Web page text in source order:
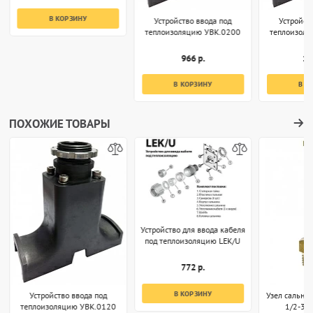
В КОРЗИНУ
Устройство ввода под
теплоизоляцию УВК.0200
966 р.
В КОРЗИНУ
1
В
ПОХОЖИЕ ТОВАРЫ
Устройство ввода под
теплоизоляцию УВК.0120
Устройство для ввода кабеля
под теплоизоляцию LEK/U
772 р.
В КОРЗИНУ
Узел
1/2-3/